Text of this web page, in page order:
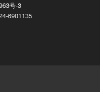
号-3
6901135